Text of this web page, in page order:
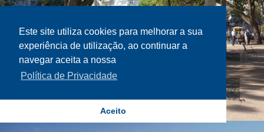
Este site utiliza cookies para melhorar a sua
experiência de utilização, ao continuar a
navegar aceita a nossa
Política de Privacidade
Aceito